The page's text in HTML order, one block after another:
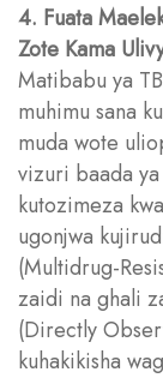
4. Fuata
Zote Kama
Matibabu ya
muhimu sana
muda wote
vizuri baada
kutozimeza
ugonjwa
(Multidrug-
zaidi na ghali
(Directly
kuhakikisha